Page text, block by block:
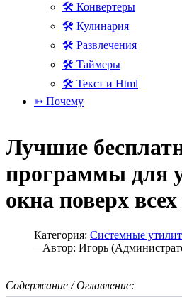
🛠 Конвертеры
🛠 Кулинария
🛠 Развлечения
🛠 Таймеры
🛠 Текст и Html
➳ Почему
Лучшие
программы для
окна поверх
Категория: Системные
– Автор: Игорь
Содержание / Оглавление: